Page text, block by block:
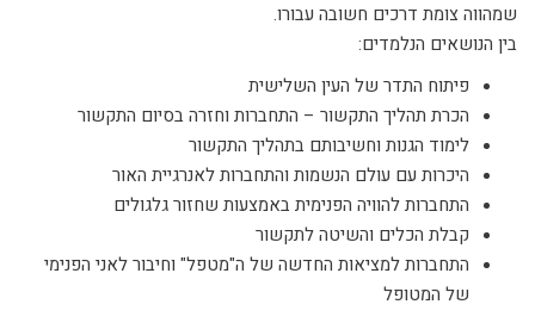
שמהווה צומת דרכים חשובה עבורו.
בין הנושאים הנלמדים:
פיתוח התדר של העין השלישית
הכרת תהליך התקשור – התחברות וחזרה בסיום התקשור
לימוד הגנות וחשיבותם בתהליך התקשור
היכרות עם עולם הנשמות והתחברות לאנרגיית האור
התחברות להוויה הפנימית באמצעות שחזור גלגולים
קבלת הכלים והשיטה לתקשור
התחברות למציאות החדשה של ה"מטפל" וחיבור לאני הפנימי
של המטופל